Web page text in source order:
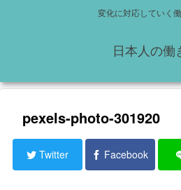
変化に対応していく
日本人の働
pexels-photo-301920
Twitter Facebook